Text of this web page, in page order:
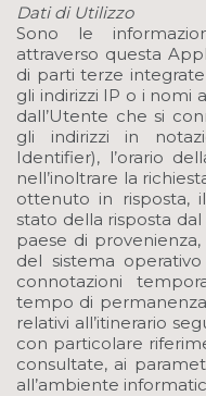
Dati di Utilizzo
Sono le
attraverso questa
di parti terze
gli indirizzi IP o i nomi
dall’Utente che si
gli indirizzi in
Identifier), l’orario
nell’inoltrare la
ottenuto in risposta,
stato della risposta
paese di
del sistema
connotazioni
tempo di
relativi all’itinerario
con particolare
consultate, ai
all’ambiente